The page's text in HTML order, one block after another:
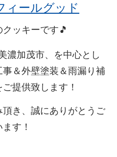
ィールグッド
ッキーです🎵
濃加茂市、を中心とし
＆外壁塗装＆雨漏り補
提供致します！
き、誠にありがとうご
す！